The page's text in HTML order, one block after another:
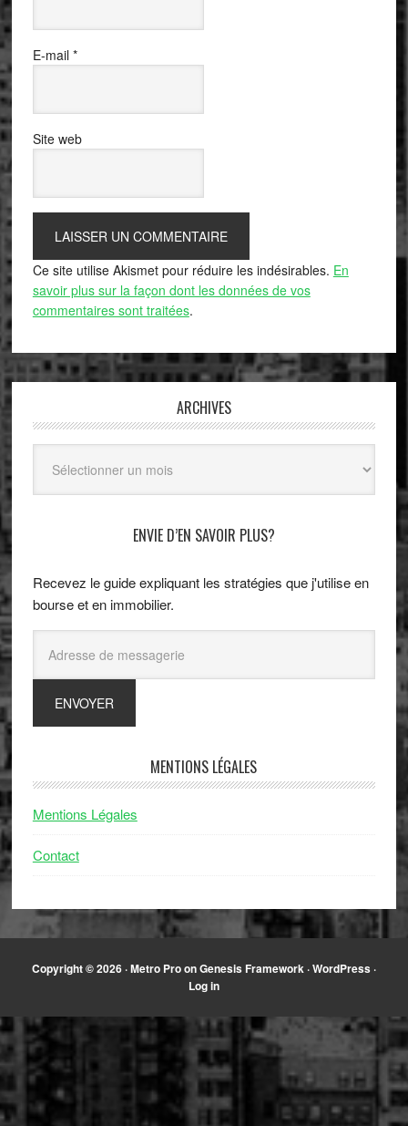
E-mail *
Site web
Ce site utilise Akismet pour réduire les indésirables. En
savoir plus sur la façon dont les données de vos
commentaires sont traitées.
ARCHIVES
ENVIE D’EN SAVOIR PLUS?
Recevez le guide expliquant les stratégies que j'utilise en
bourse et en immobilier.
MENTIONS LÉGALES
Mentions Légales
Contact
Copyright © 2026 ·Metro ProonGenesis Framework ·WordPress ·
Log in